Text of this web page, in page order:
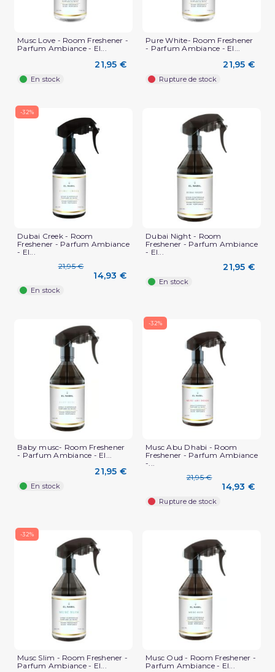
Musc Love - Room Freshener -
Parfum Ambiance - El...
21,95 €
En stock
Pure White- Room Freshener
- Parfum Ambiance - El...
21,95 €
Rupture de stock
-32%
Dubai Creek - Room
Freshener - Parfum Ambiance
- El...
21,95 €
14,93 €
En stock
Dubai Night - Room
Freshener - Parfum Ambiance
- El...
21,95 €
En stock
Baby musc- Room Freshener
- Parfum Ambiance - El...
21,95 €
En stock
-32%
Musc Abu Dhabi - Room
Freshener - Parfum Ambiance
-...
21,95 €
14,93 €
Rupture de stock
-32%
Musc Slim - Room Freshener -
Parfum Ambiance - El...
Musc Oud - Room Freshener -
Parfum Ambiance - El...